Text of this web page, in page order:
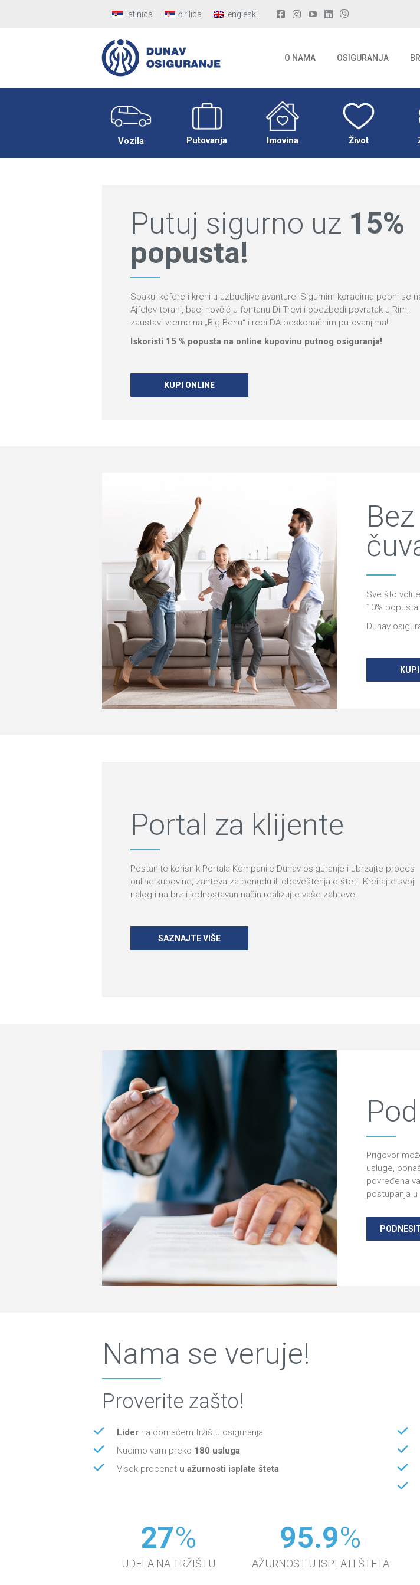
latinica ćirilica engleski
O NAMA OSIGURANJA
Vozila Putovanja Imovina Život
Putuj sigurno uz 15%
popusta!
Spakuj kofere i kreni u uzbudljive avanture! Sigurnim koracima popni se
Ajfelov toranj, baci novčić u fontanu Di Trevi i obezbedi povratak u Rim,
zaustavi vreme na „Big Benu“ i reci DA beskonačnim putovanjima!
Iskoristi 15 % popusta na online kupovinu putnog osiguranja!
KUPI ONLINE
Sve što
10%
Dunav
Portal za klijente
Postanite korisnik Portala Kompanije Dunav osiguranje i ubrzajte proces
online kupovine, zahteva za ponudu ili obaveštenja o šteti. Kreirajte svoj
nalog i na brz i jednostavan način realizujte vaše zahteve.
SAZNAJTE VIŠE
Prigovor
usluge,
povređena
postupanja
Nama se veruje!
Proverite zašto!
Liderna domaćem tržištu osiguranja
Nudimo vam preko 180 usluga
Visok procenat u ažurnosti isplate šteta
27%
UDELA NA TRŽIŠTU
96.4%
AŽURNOST U ISPLATI ŠTETA
O NAMA OSIGURANJA